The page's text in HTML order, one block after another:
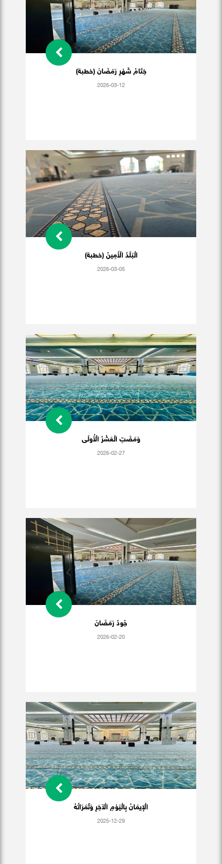
خِتَامُ شَهْرِ رَمَضَانَ (خطبة)
2026-03-12
الْبَلَدُ الْأَمِينُ (خطبة)
2026-03-05
وَمَضَتِ الْعَشْرُ الْأُولَى
2026-02-27
جُودُ رَمَضَانَ
2026-02-20
الْإيمَانُ بِالْيَوْمِ الْآخِرِ وَثَمَرَاتُهُ
2025-12-29